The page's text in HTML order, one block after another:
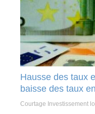
Hausse des taux
baisse des taux
Courtage Investissement